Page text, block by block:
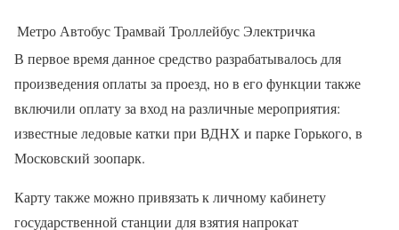
МетроАвтобусТрамвай Троллейбус Электричка
В первое время данное средство разрабатывалось для
произведения оплаты за проезд, но в его функции также
включили оплату за вход на различные мероприятия:
известные ледовые катки при ВДНХ и парке Горького, в
Московский зоопарк.
Карту также можно привязать к личному кабинету
государственной станции для взятия напрокат